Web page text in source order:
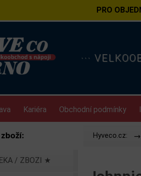
PRO
···
Kariéra Obchodní podmínky
/ ZBOZI ★
Hyveco.cz: →